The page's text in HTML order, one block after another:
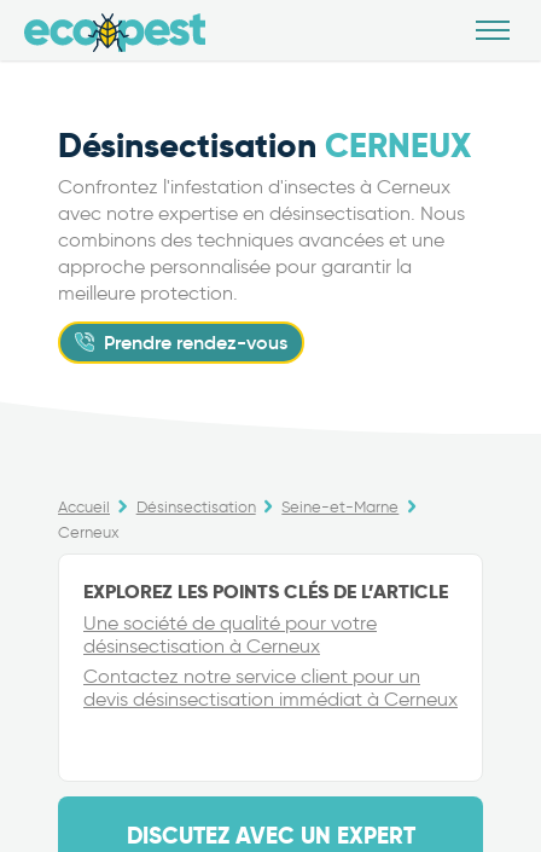
Désinsectisation CERNEUX
Confrontez l'infestation d'insectes à Cerneux
avec notre expertise en désinsectisation. Nous
combinons des techniques avancées et une
approche personnalisée pour garantir la
meilleure protection.
Prendre rendez-vous
Accueil Désinsectisation
Seine-et-Marne
Cerneux
EXPLOREZ LES POINTS CLÉS DE L’ARTICLE
Une société de qualité pour votre
désinsectisation à Cerneux
Contactez notre service client pour un
devis désinsectisation immédiat à Cerneux
DISCUTEZ AVEC UN EXPERT